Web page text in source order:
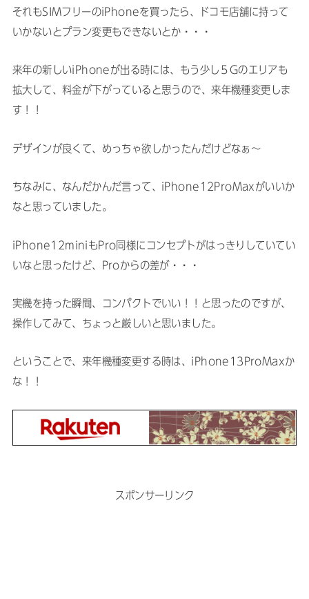
それもSIMフリーのiPhoneを買ったら、ドコモ店舗に持って
いかないとプラン変更もできないとか・・・
来年の新しいiPhoneが出る時には、もう少し５Gのエリアも
拡大して、料金が下がっていると思うので、来年機種変更しま
す！！
デザインが良くて、めっちゃ欲しかったんだけどなぁ〜
ちなみに、なんだかんだ言って、iPhone12ProMaxがいいか
なと思っていました。
iPhone12miniもPro同様にコンセプトがはっきりしていてい
いなと思ったけど、Proからの差が・・・
実機を持った瞬間、コンパクトでいい！！と思ったのですが、
操作してみて、ちょっと厳しいと思いました。
ということで、来年機種変更する時は、iPhone13ProMaxか
な！！
スポンサーリンク